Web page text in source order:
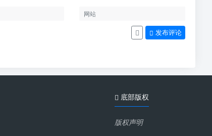
发布评论
底部版权
版权声明